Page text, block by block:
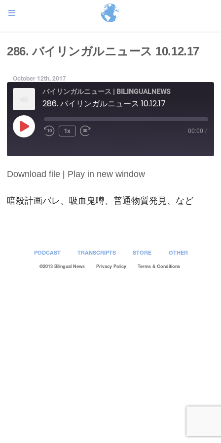
286. バイリンガルニュース 10.12.17
October 12th, 2017
バイリンガルニュース | BILINGUALNEWS
286. バイリンガルニュース 10.12.17
Play
Episode
1x 00:00 /
SHARE
LINK
Download file Play in new window
暗殺計画バレ、吸血鬼噂、普通物質発見、など
PODCAST TRANSCRIPTS STORE OTHER
©2013 Bilingual News Privacy Policy Terms & Conditions